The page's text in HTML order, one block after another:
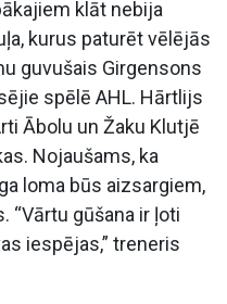
klāt nebija
kurus paturēt vēlējās
guvušais Girgensons
spēlē AHL. Hārtlijs
Ābolu un Žaku Klutjē
Nojaušams, ka
loma būs aizsargiem,
“Vārtu gūšana ir ļoti
iespējas,” treneris